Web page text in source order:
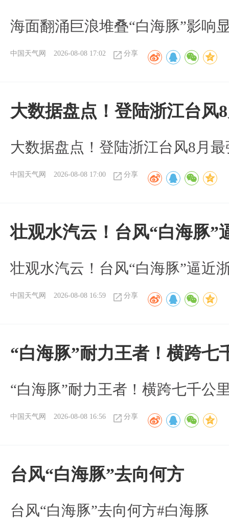
海面翻涌巨浪堆叠“白海豚”影响
中国天气网 2026-08-08 17:02 分享
大数据盘点！登陆浙江台风
大数据盘点！登陆浙江台风8月
中国天气网 2026-08-08 17:00 分享
壮观水汽云！台风“白海豚”
壮观水汽云！台风“白海豚”逼近
中国天气网 2026-08-08 16:59 分享
“白海豚”耐力王者！横跨七
“白海豚”耐力王者！横跨七千公
中国天气网 2026-08-08 16:56 分享
台风“白海豚”去向何方
台风“白海豚”去向何方#白海豚